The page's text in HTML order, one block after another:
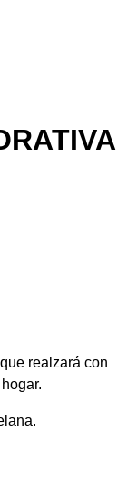
realzará con